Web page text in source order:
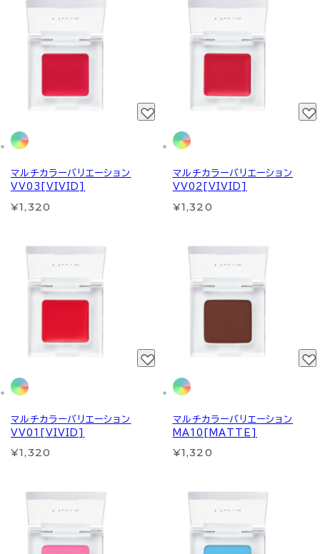
マルチカラーバリエーション
VV03[VIVID]
¥1,320
マルチカラーバリエーション
VV02[VIVID]
¥1,320
マルチカラーバリエーション
VV01[VIVID]
¥1,320
マルチカラーバリエーション
MA10[MATTE]
¥1,320